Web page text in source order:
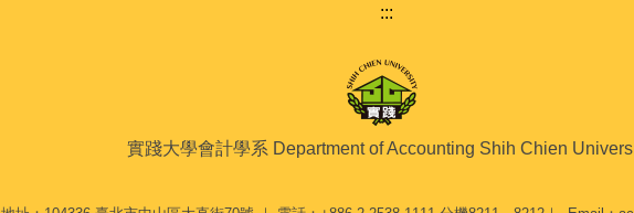
:::
實踐大學會計學系 Department of Accounting Shih Chien